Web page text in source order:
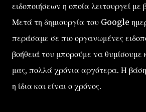
ειδοποιήσεων η οποία λειτουργεί με
Μετά τη δημιουργία του Google
περάσαμε σε πιο οργανωμένες
βοήθειά του μπορούμε να θυμίσουμε
μας, πολλά χρόνια αργότερα. Η
η ίδια και είναι ο χρόνος.